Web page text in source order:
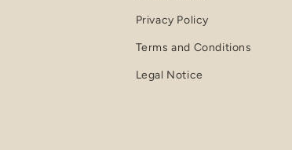
Privacy Policy
Terms and Conditions
Legal Notice